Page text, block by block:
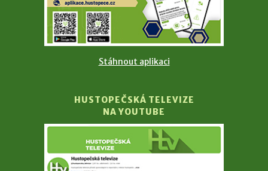
Stáhnout aplikaci
HUSTOPEČSKÁ TELEVIZE
NA YOUTUBE